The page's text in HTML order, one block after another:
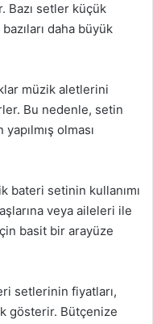
Bazı setler küçük
daha büyük
müzik aletlerini
Bu nedenle, setin
olması
bateri setinin kullanımı
veya aileleri ile
basit bir arayüze
setlerinin fiyatları,
gösterir. Bütçenize